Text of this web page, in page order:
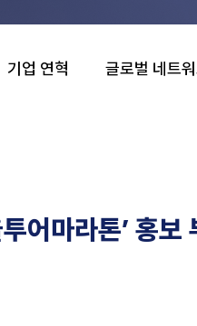
기업 연혁 글로벌 네트
마라톤’ 홍보